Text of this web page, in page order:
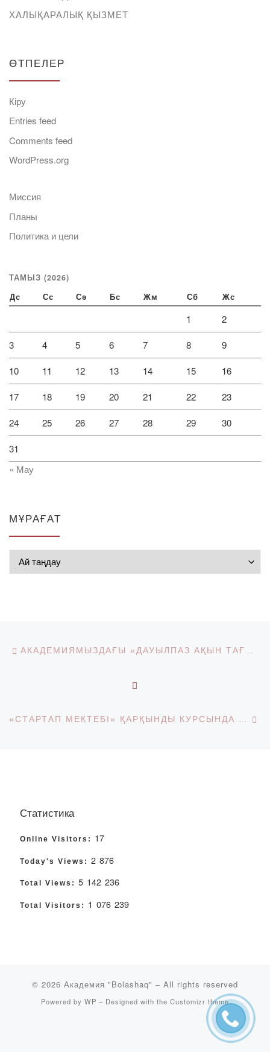
ХАЛЫҚАРАЛЫҚ ҚЫЗМЕТ
ӨТПЕЛЕР
Кіру
Entries feed
Comments feed
WordPress.org
Миссия
Планы
Политика и цели
ТАМЫЗ (2026)
Дс Сс Сә Бс Жм Сб Жс
1 2
3 4 5 6 7 8 9
10 11 12 13 14 15 16
17 18 19 20 21 22 23
24 25 26 27 28 29 30
31
« Мау
МҰРАҒАТ
Post navigation
Статистика
Online Visitors: 17
Today's Views: 2 876
Total Views: 5 142 236
Total Visitors: 1 076 239
© 2026 Академия "Bolashaq" – All rights reserved
Powered by WP – Designed with the Customizr theme